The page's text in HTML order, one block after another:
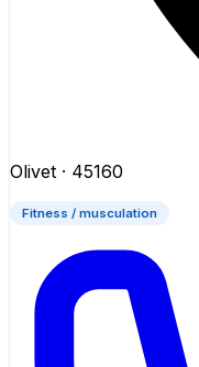
Olivet · 45160
Fitness / musculation